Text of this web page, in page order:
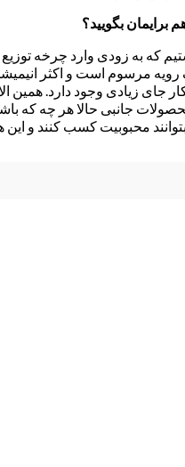
برایمان بگویید؟
که به زودی وارد چرخه توزیع
رویه مرسوم است و اکثر
زیادی وجود دارد. همین
جانبی حالا هر چه که
محبوبیت کسب کنند و این